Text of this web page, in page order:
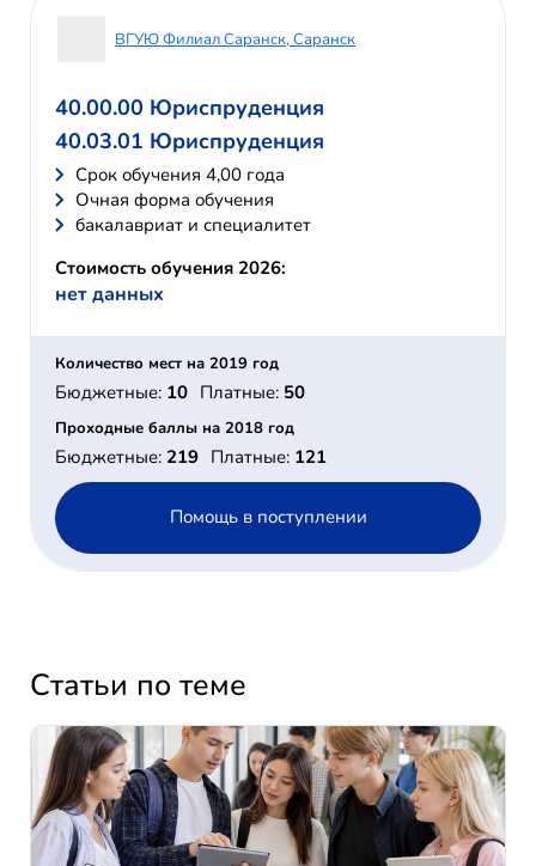
ВГУЮ Филиал Саранск, Саранск
40.00.00 Юриспруденция
40.03.01 Юриспруденция
Cрок обучения 4,00 года
Очная форма обучения
бакалавриат и специалитет
Стоимость обучения 2026:
нет данных
Количество мест на 2019 год
Бюджетные: 10 Платные: 50
Проходные баллы на 2018 год
Бюджетные: 219 Платные: 121
Помощь в поступлении
Статьи по теме